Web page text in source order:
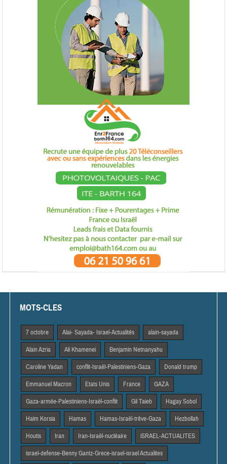
MOTS-CLES
7 octobre Alai- Sayada- Israel-Actualités alain-sayada
Alain Azria Ali Khamenei Benjamin Netnanyahu
Caroline Yadan conflit-Israël-Palestiniens-Gaza Donald trump
Emmanuel Macron Etats Unis France GAZA
Gaza-armée-Palestiniens-Israël-conflit Gil Taieb Hagay Sobol
Haim Korsia Hamas Hamas-Israël-trêve-Gaza Hezbollah
Houtis Iran Iran-Israël-nucléaire iSRAEL-ACTUALITES
israel-defense-Benny Gantz-Grece-israel-israel Actualites